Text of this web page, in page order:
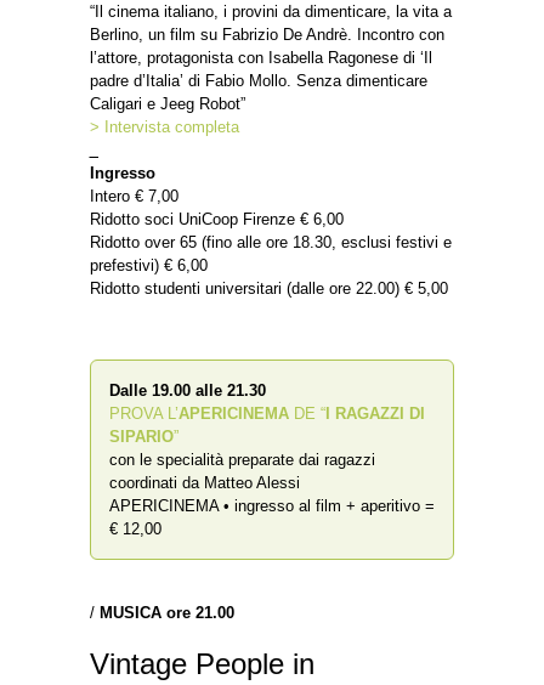
“Il cinema italiano, i provini da dimenticare, la vita a
Berlino, un film su Fabrizio De Andrè. Incontro con
l’attore, protagonista con Isabella Ragonese di ‘Il
padre d’Italia’ di Fabio Mollo. Senza dimenticare
Caligari e Jeeg Robot”
> Intervista completa
Ingresso
Intero € 7,00
Ridotto soci UniCoop Firenze € 6,00
Ridotto over 65 (fino alle ore 18.30, esclusi festivi e
prefestivi) € 6,00
Ridotto studenti universitari (dalle ore 22.00) € 5,00
Dalle 19.00 alle 21.30
PROVA L’APERICINEMA DE “ I RAGAZZI DI
SIPARIO”
con le specialità preparate dai ragazzi
coordinati da Matteo Alessi
APERICINEMA • ingresso al film + aperitivo =
€ 12,00
/ MUSICA ore 21.00
Vintage People in